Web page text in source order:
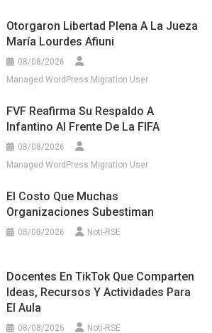
Otorgaron Libertad Plena A La Jueza
María Lourdes Afiuni
08/08/2026
Managed WordPress Migration User
FVF Reafirma Su Respaldo A
Infantino Al Frente De La FIFA
08/08/2026
Managed WordPress Migration User
El Costo Que Muchas
Organizaciones Subestiman
08/08/2026 Noti-RSE
Docentes En TikTok Que Comparten
Ideas, Recursos Y Actividades Para
El Aula
08/08/2026 Noti-RSE